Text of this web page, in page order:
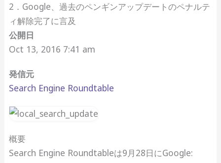
2．Google、過去のペンギンアップデートのペナルテ
ィ解除完了に言及
公開日
Oct 13, 2016 7:41 am
発信元
Search Engine Roundtable
概要
Search Engine Roundtableは9月28日にGoogle: